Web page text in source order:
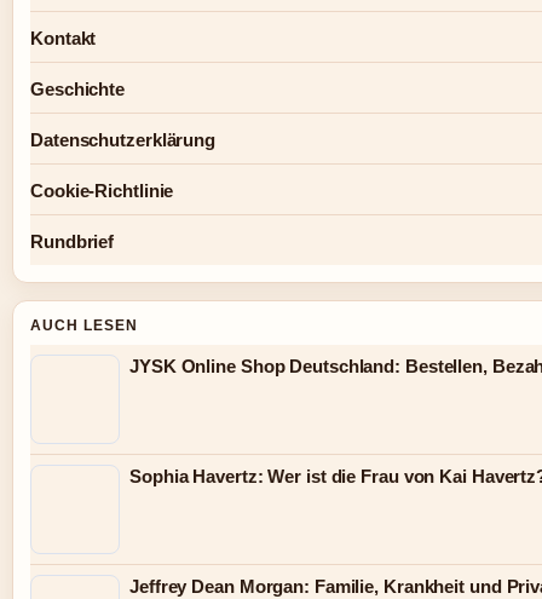
Kontakt
Geschichte
Datenschutzerklärung
Cookie-Richtlinie
Rundbrief
AUCH LESEN
JYSK Online Shop Deutschland: Bestellen,
Sophia Havertz: Wer ist die Frau von Kai
Jeffrey Dean Morgan: Familie, Krankheit und